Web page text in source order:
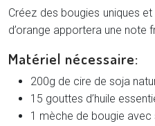
Créez des bougies uniques
d’orange apportera une note
Matériel nécessaire:
200g de cire de soja
15 gouttes d’huile
1 mèche de bougie